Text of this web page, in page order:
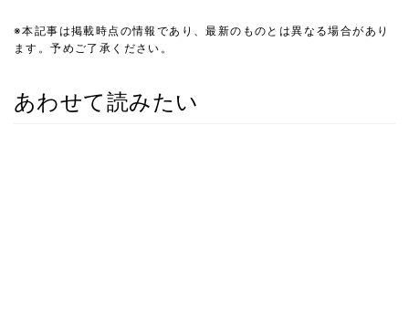
※本記事は掲載時点の情報であり、最新のものとは異なる場合があり
ます。予めご了承ください。
あわせて読みたい